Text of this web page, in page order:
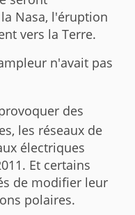
Nasa, l'éruption
vers la Terre.
n'avait pas
des
les réseaux de
électriques
Et certains
de modifier leur
polaires.